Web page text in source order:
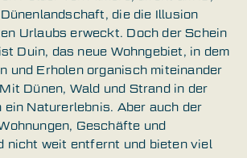
die die Illusion
Urlaubs erweckt. Doch der Schein
Duin, das neue Wohngebiet, in dem
und Erholen organisch miteinander
Dünen, Wald und Strand in der
ein Naturerlebnis. Aber auch der
Geschäfte und
nicht weit entfernt und bieten viel